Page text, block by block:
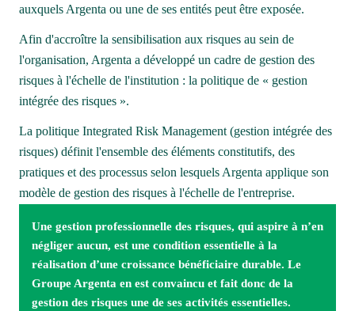
auxquels Argenta ou une de ses entités peut être exposée.
Afin d'accroître la sensibilisation aux risques au sein de
l'organisation, Argenta a développé un cadre de gestion des
risques à l'échelle de l'institution : la politique de « gestion
intégrée des risques ».
La politique Integrated Risk Management (gestion intégrée des
risques) définit l'ensemble des éléments constitutifs, des
pratiques et des processus selon lesquels Argenta applique son
modèle de gestion des risques à l'échelle de l'entreprise.
Une gestion professionnelle des risques, qui aspire à n’en
négliger aucun, est une condition essentielle à la
réalisation d’une croissance bénéficiaire durable. Le
Groupe Argenta en est convaincu et fait donc de la
gestion des risques une de ses activités essentielles.